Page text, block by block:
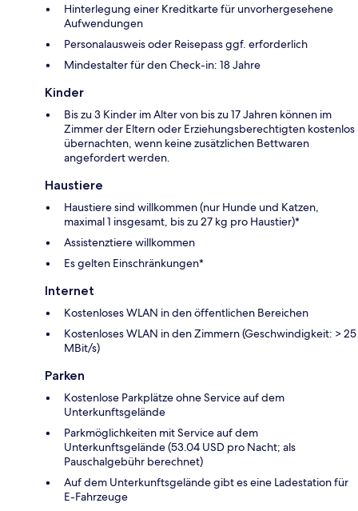
Hinterlegung einer Kreditkarte für unvorhergesehene
Aufwendungen
Personalausweis oder Reisepass ggf. erforderlich
Mindestalter für den Check-in: 18 Jahre
Kinder
Bis zu 3 Kinder im Alter von bis zu 17 Jahren können im
Zimmer der Eltern oder Erziehungsberechtigten kostenlos
übernachten, wenn keine zusätzlichen Bettwaren
angefordert werden.
Haustiere
Haustiere sind willkommen (nur Hunde und Katzen,
maximal 1 insgesamt, bis zu 27 kg pro Haustier)*
Assistenztiere willkommen
Es gelten Einschränkungen*
Internet
Kostenloses WLAN in den öffentlichen Bereichen
Kostenloses WLAN in den Zimmern (Geschwindigkeit: > 25
MBit/s)
Parken
Kostenlose Parkplätze ohne Service auf dem
Unterkunftsgelände
Parkmöglichkeiten mit Service auf dem
Unterkunftsgelände (53.04 USD pro Nacht; als
Pauschalgebühr berechnet)
Auf dem Unterkunftsgelände gibt es eine Ladestation für
E-Fahrzeuge